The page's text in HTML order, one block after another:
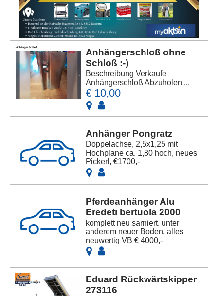
Anhängerschloß ohne
Schloß :-)
Beschreibung Verkaufe
Anhängerschloß Abzuholen ...
€ 10,00
Anhänger Pongratz
Doppelachse, 2,5x1,25 mit
Hochplane ca. 1,80 hoch, neues
Pickerl, €1700,-
Pferdeanhänger Alu
Eredeti bertuola 2000
komplett neu sarniert, unter
anderem neuer Boden, alles
neuwertig VB € 4000,-
Eduard Rückwärtskipper
273116